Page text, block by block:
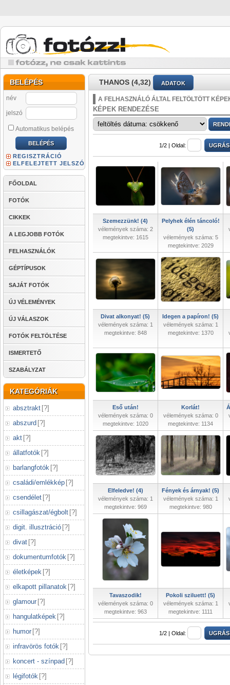
BELÉPÉS
név
jelszó
Automatikus belépés
REGISZTRÁCIÓ
ELFELEJTETT JELSZÓ
FŐOLDAL
FOTÓK
CIKKEK
A LEGJOBB FOTÓK
FELHASZNÁLÓK
GÉPTÍPUSOK
SAJÁT FOTÓK
ÚJ VÉLEMÉNYEK
ÚJ VÁLASZOK
FOTÓK FELTÖLTÉSE
ISMERTETŐ
SZABÁLYZAT
KATEGÓRIÁK
absztrakt [?]
abszurd [?]
akt [?]
állatfotók [?]
barlangfotók [?]
családi/emlékkép [?]
csendélet [?]
csillagászat/égbolt [?]
digit. illusztráció [?]
divat [?]
dokumentumfotók [?]
életképek [?]
elkapott pillanatok [?]
glamour [?]
hangulatképek [?]
humor [?]
infravörös fotók [?]
koncert - színpad [?]
légifotók [?]
THANOS (4,32) ADATOK
A FELHASZNÁLÓ ÁLTAL FELTÖLTÖTT
KÉPEK RENDEZÉSE
1/2 | Oldal:
Szemezzünk! (4)
vélemények száma: 2
megtekintve: 1615
Pelyhek élén táncoló!
(5)
vélemények száma: 5
megtekintve: 2029
Divat alkonyat! (5)
vélemények száma: 1
megtekintve: 848
Idegen a papíron! (5)
vélemények száma: 1
megtekintve: 1370
Eső után!
vélemények száma: 0
megtekintve: 1020
Korlát!
vélemények száma: 0
megtekintve: 1134
Elfeledve! (4)
vélemények száma: 1
megtekintve: 969
Fények és árnyak! (5)
vélemények száma: 1
megtekintve: 980
Tavaszodik!
vélemények száma: 0
megtekintve: 963
Pokoli sziluett! (5)
vélemények száma: 1
megtekintve: 1111
1/2 | Oldal: